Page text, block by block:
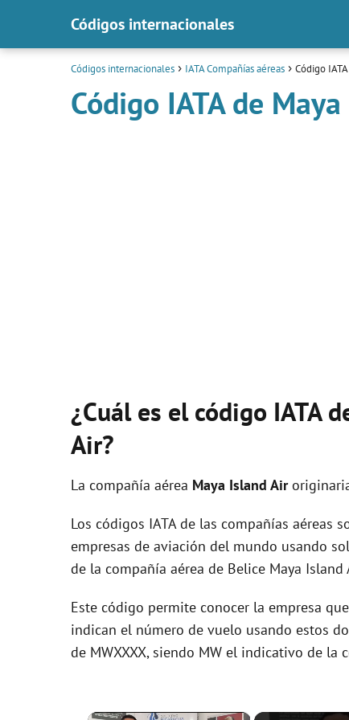
Códigos internacionales
Códigos internacionales IATA Compañías aéreas Código
Código IATA de
¿Cuál es el código IATA
Air?
La compañía aérea Maya Island Air
Los códigos IATA de las compañías aéreas
empresas de aviación del mundo usando
de la compañía aérea de Belice Maya Island
Este código permite conocer la empresa
indican el número de vuelo usando estos
de MWXXXX, siendo MW el indicativo de la